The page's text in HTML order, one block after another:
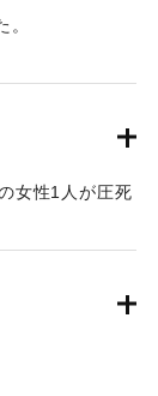
女性1人が圧死